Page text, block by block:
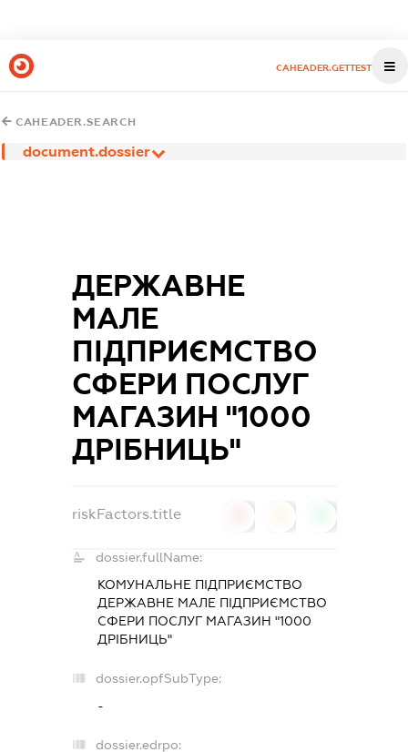
CAHEADER.GETTEST
CAHEADER.SEARCH
document.dossier
ДЕРЖАВНЕ
МАЛЕ
ПІДПРИЄМСТВО
СФЕРИ ПОСЛУГ
МАГАЗИН "1000
ДРІБНИЦЬ"
riskFactors.title
dossier.fullName:
КОМУНАЛЬНЕ ПІДПРИЄМСТВО
ДЕРЖАВНЕ МАЛЕ ПІДПРИЄМСТВО
СФЕРИ ПОСЛУГ МАГАЗИН "1000
ДРІБНИЦЬ"
dossier.opfSubType:
-
dossier.edrpo: